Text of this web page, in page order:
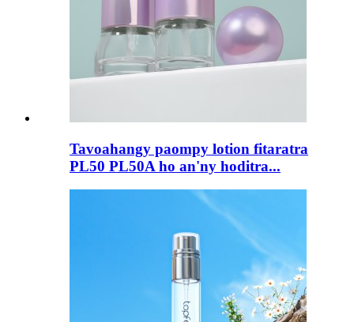
Tavoahangy paompy lotion fitaratra
PL50 PL50A ho an'ny hoditra...